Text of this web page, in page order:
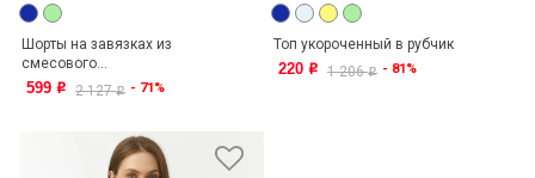
Шорты на завязках из
смесового...
599 o 2 127o - 71%
Топ укороченный в рубчик
220 o 1 206o - 81%